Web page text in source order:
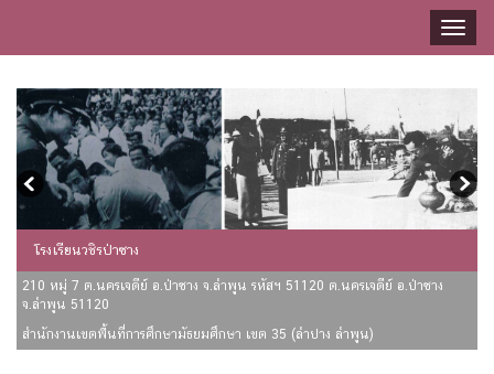
โรงเรียนวชิรป่าซาง
210 หมู่ 7 ต.นครเจดีย์ อ.ป่าซาง จ.ลำพูน รหัสฯ 51120 ต.นครเจดีย์ อ.ป่าซาง
จ.ลำพูน 51120
สำนักงานเขตพื้นที่การศึกษามัธยมศึกษา เขต 35 (ลำปาง ลำพูน)